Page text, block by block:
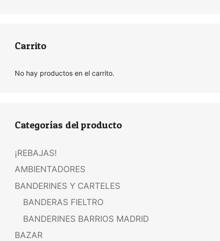
Carrito
No hay productos en el carrito.
Categorías del producto
¡REBAJAS!
AMBIENTADORES
BANDERINES Y CARTELES
BANDERAS FIELTRO
BANDERINES BARRIOS MADRID
BAZAR